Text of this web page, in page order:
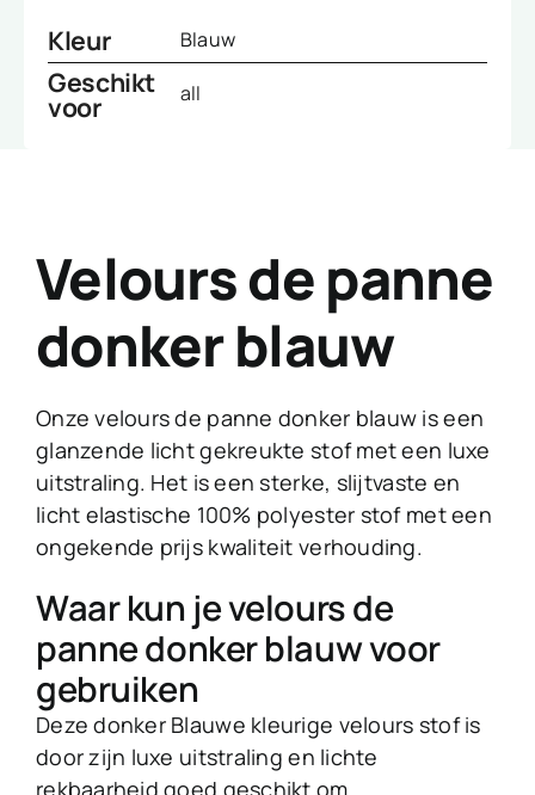
Kleur Blauw
Geschikt
voor all
Velours de panne
donker blauw
Onze velours de panne donker blauw is een
glanzende licht gekreukte stof met een luxe
uitstraling. Het is een sterke, slijtvaste en
licht elastische 100% polyester stof met een
ongekende prijs kwaliteit verhouding.
Waar kun je velours de
panne donker blauw voor
gebruiken
Deze donker Blauwe kleurige velours stof is
door zijn luxe uitstraling en lichte